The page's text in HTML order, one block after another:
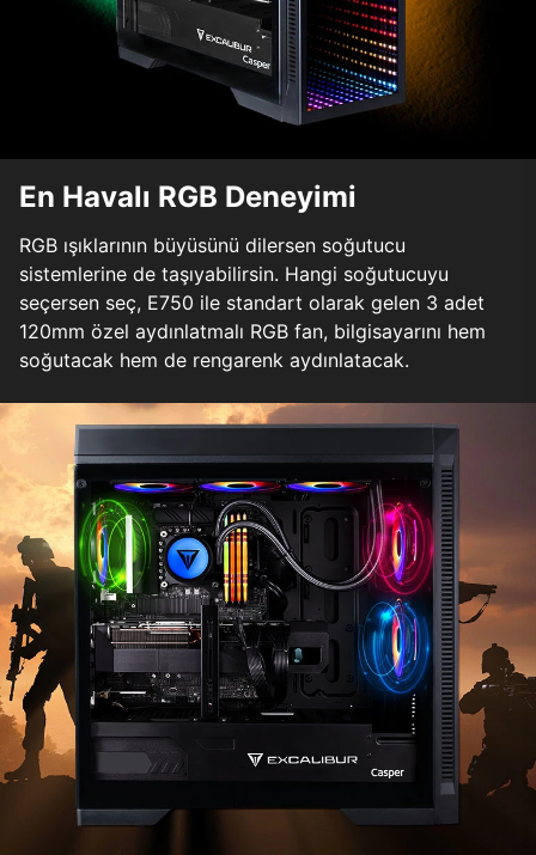
En Havalı RGB Deneyimi
RGB ışıklarının büyüsünü dilersen soğutucu
sistemlerine de taşıyabilirsin. Hangi soğutucuyu
seçersen seç, E750 ile standart olarak gelen 3 adet
120mm özel aydınlatmalı RGB fan, bilgisayarını hem
soğutacak hem de rengarenk aydınlatacak.